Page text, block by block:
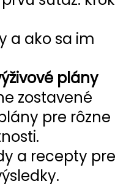
a ako sa im
plány
zostavené
pre rôzne
a recepty pre